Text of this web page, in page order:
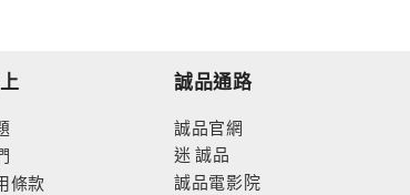
條款
誠品通路
誠品官網
迷 誠品
誠品電影院